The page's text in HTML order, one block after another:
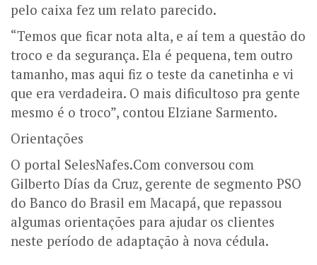
pelo caixa fez um relato parecido.
“Temos que ficar nota alta, e aí tem a questão do
troco e da segurança. Ela é pequena, tem outro
tamanho, mas aqui fiz o teste da canetinha e vi
que era verdadeira. O mais dificultoso pra gente
mesmo é o troco”, contou Elziane Sarmento.
Orientações
O portal SelesNafes.Com conversou com
Gilberto Días da Cruz, gerente de segmento PSO
do Banco do Brasil em Macapá, que repassou
algumas orientações para ajudar os clientes
neste período de adaptação à nova cédula.